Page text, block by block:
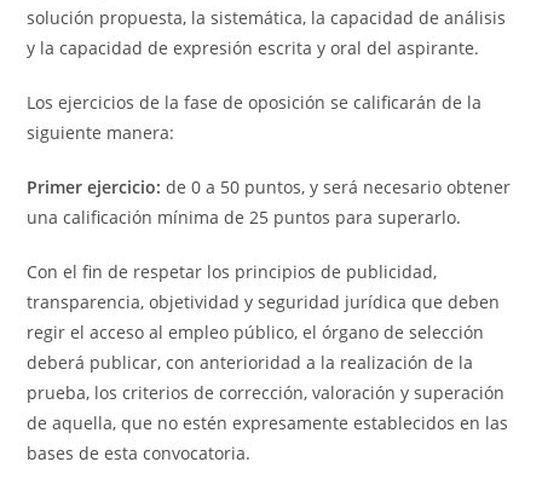
solución propuesta, la sistemática, la capacidad de análisis
y la capacidad de expresión escrita y oral del aspirante.
Los ejercicios de la fase de oposición se calificarán de la
siguiente manera:
Primer ejercicio: de 0 a 50 puntos, y será necesario obtener
una calificación mínima de 25 puntos para superarlo.
Con el fin de respetar los principios de publicidad,
transparencia, objetividad y seguridad jurídica que deben
regir el acceso al empleo público, el órgano de selección
deberá publicar, con anterioridad a la realización de la
prueba, los criterios de corrección, valoración y superación
de aquella, que no estén expresamente establecidos en las
bases de esta convocatoria.